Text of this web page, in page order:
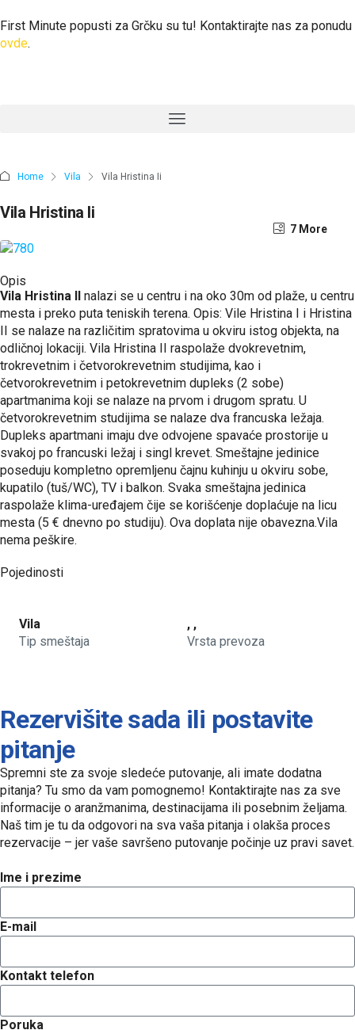
First Minute popusti za Grčku su tu! Kontaktirajte nas za ponudu
ovde.
Home Vila Vila Hristina Ii
Vila Hristina Ii
3 More
7 More
Opis
Vila Hristina II nalazi se u centru i na oko 30m od plaže, u centru
mesta i preko puta teniskih terena. Opis: Vile Hristina I i Hristina
II se nalaze na različitim spratovima u okviru istog objekta, na
odličnoj lokaciji. Vila Hristina II raspolaže dvokrevetnim,
trokrevetnim i četvorokrevetnim studijima, kao i
četvorokrevetnim i petokrevetnim dupleks (2 sobe)
apartmanima koji se nalaze na prvom i drugom spratu. U
četvorokrevetnim studijima se nalaze dva francuska ležaja.
Dupleks apartmani imaju dve odvojene spavaće prostorije u
svakoj po francuski ležaj i singl krevet. Smeštajne jedinice
poseduju kompletno opremljenu čajnu kuhinju u okviru sobe,
kupatilo (tuš/WC), TV i balkon. Svaka smeštajna jedinica
raspolaže klima-uređajem čije se korišćenje doplaćuje na licu
mesta (5 € dnevno po studiju). Ova doplata nije obavezna.Vila
nema peškire.
Pojedinosti
Vila
Tip smeštaja
, ,
Vrsta prevoza
Rezervišite sada ili postavite
pitanje
Spremni ste za svoje sledeće putovanje, ali imate dodatna
pitanja? Tu smo da vam pomognemo! Kontaktirajte nas za sve
informacije o aranžmanima, destinacijama ili posebnim željama.
Naš tim je tu da odgovori na sva vaša pitanja i olakša proces
rezervacije – jer vaše savršeno putovanje počinje uz pravi savet.
Ime i prezime
E-mail
Kontakt telefon
Poruka